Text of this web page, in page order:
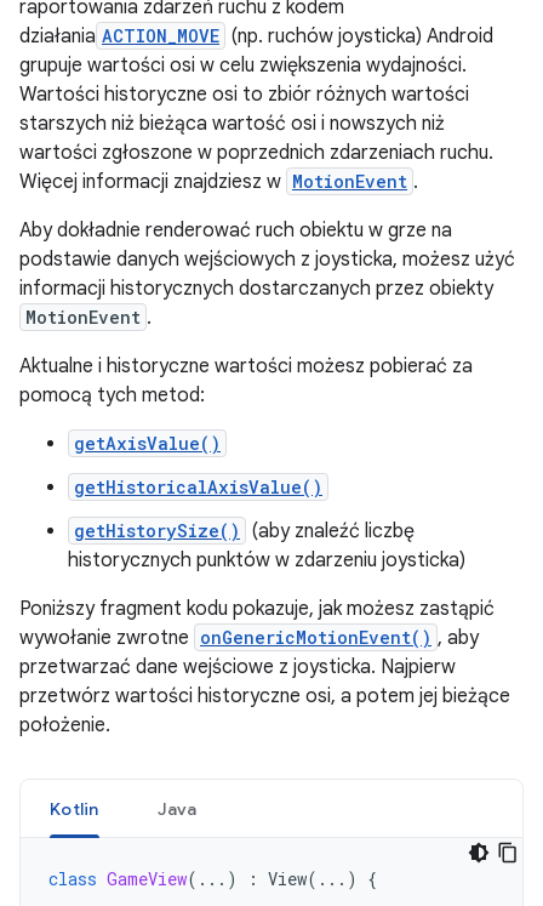
raportowania zdarzeń ruchu z kodem
działania ACTION_MOVE (np. ruchów joysticka) Android
grupuje wartości osi w celu zwiększenia wydajności.
Wartości historyczne osi to zbiór różnych wartości
starszych niż bieżąca wartość osi i nowszych niż
wartości zgłoszone w poprzednich zdarzeniach ruchu.
Więcej informacji znajdziesz w MotionEvent .
Aby dokładnie renderować ruch obiektu w grze na
podstawie danych wejściowych z joysticka, możesz użyć
informacji historycznych dostarczanych przez obiekty
MotionEvent .
Aktualne i historyczne wartości możesz pobierać za
pomocą tych metod:
getAxisValue()
getHistoricalAxisValue()
getHistorySize()
(aby znaleźć liczbę
historycznych punktów w zdarzeniu joysticka)
Poniższy fragment kodu pokazuje, jak możesz zastąpić
wywołanie zwrotne onGenericMotionEvent() , aby
przetwarzać dane wejściowe z joysticka. Najpierw
przetwórz wartości historyczne osi, a potem jej bieżące
położenie.
Kotlin Java
class GameView(...) : View(...) {